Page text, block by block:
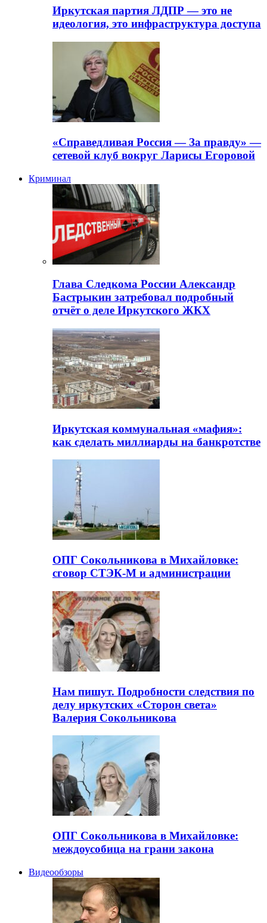
Иркутская партия ЛДПР — это не
идеология, это инфраструктура доступа
«Справедливая Россия — За правду» —
сетевой клуб вокруг Ларисы Егоровой
Криминал
Глава Следкома России Александр
Бастрыкин затребовал подробный
отчёт о деле Иркутского ЖКХ
Иркутская коммунальная «мафия»:
как сделать миллиарды на банкротстве
ОПГ Сокольникова в Михайловке:
сговор СТЭК-М и администрации
Нам пишут. Подробности следствия по
делу иркутских «Сторон света»
Валерия Сокольникова
ОПГ Сокольникова в Михайловке:
междоусобица на грани закона
Видеообзоры